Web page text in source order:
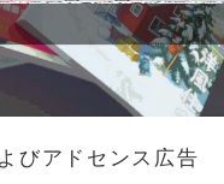
びアドセンス広告